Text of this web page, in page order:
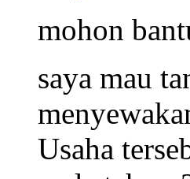
mohon
saya mau
Usaha